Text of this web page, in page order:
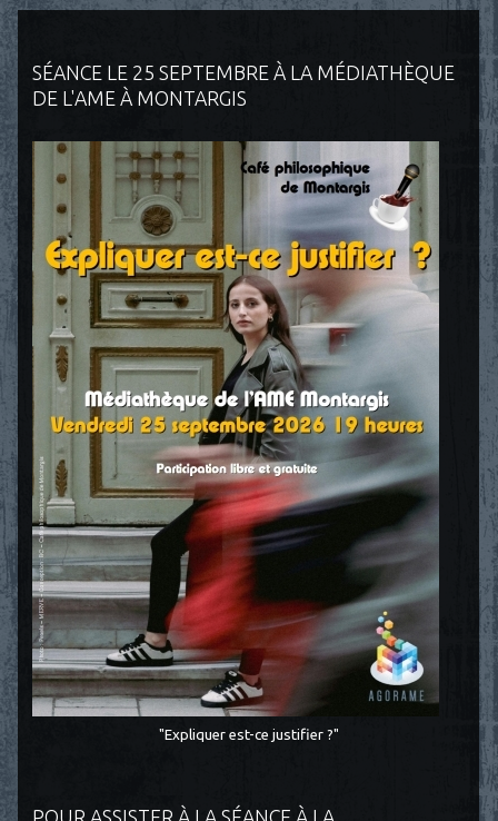
SÉANCE LE 25 SEPTEMBRE À LA MÉDIATHÈQUE
DE L'AME À MONTARGIS
"Expliquer est-ce justifier ?"